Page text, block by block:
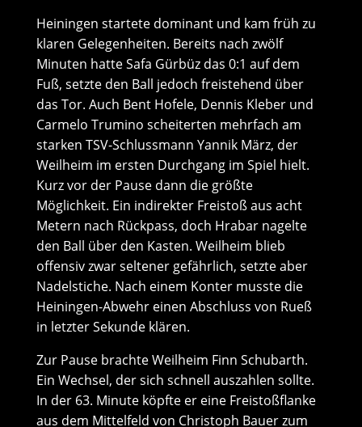
Heiningen startete dominant und kam früh zu
klaren Gelegenheiten. Bereits nach zwölf
Minuten hatte Safa Gürbüz das 0:1 auf dem
Fuß, setzte den Ball jedoch freistehend über
das Tor. Auch Bent Hofele, Dennis Kleber und
Carmelo Trumino scheiterten mehrfach am
starken TSV-Schlussmann Yannik März, der
Weilheim im ersten Durchgang im Spiel hielt.
Kurz vor der Pause dann die größte
Möglichkeit. Ein indirekter Freistoß aus acht
Metern nach Rückpass, doch Hrabar nagelte
den Ball über den Kasten. Weilheim blieb
offensiv zwar seltener gefährlich, setzte aber
Nadelstiche. Nach einem Konter musste die
Heiningen-Abwehr einen Abschluss von Rueß
in letzter Sekunde klären.
Zur Pause brachte Weilheim Finn Schubarth.
Ein Wechsel, der sich schnell auszahlen sollte.
In der 63. Minute köpfte er eine Freistoßflanke
aus dem Mittelfeld von Christoph Bauer zum